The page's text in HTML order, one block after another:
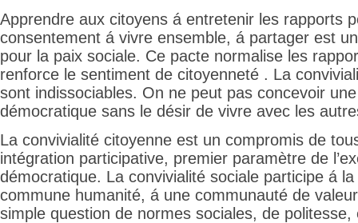
Apprendre aux citoyens á entretenir les rapports
consentement á vivre ensemble, á partager est
pour la paix sociale. Ce pacte normalise les
renforce le sentiment de citoyenneté . La
sont indissociables. On ne peut pas concevoir
démocratique sans le désir de vivre avec les
La convivialité citoyenne est un compromis de
intégration participative, premier paramètre de
démocratique. La convivialité sociale participe á la
commune humanité, á une communauté de
simple question de normes sociales, de politesse,